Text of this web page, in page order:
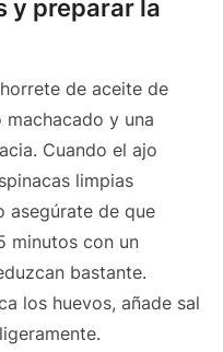
y preparar la
de aceite de
y una
Cuando el ajo
limpias
asegúrate de que
minutos con un
bastante.
los huevos, añade sal